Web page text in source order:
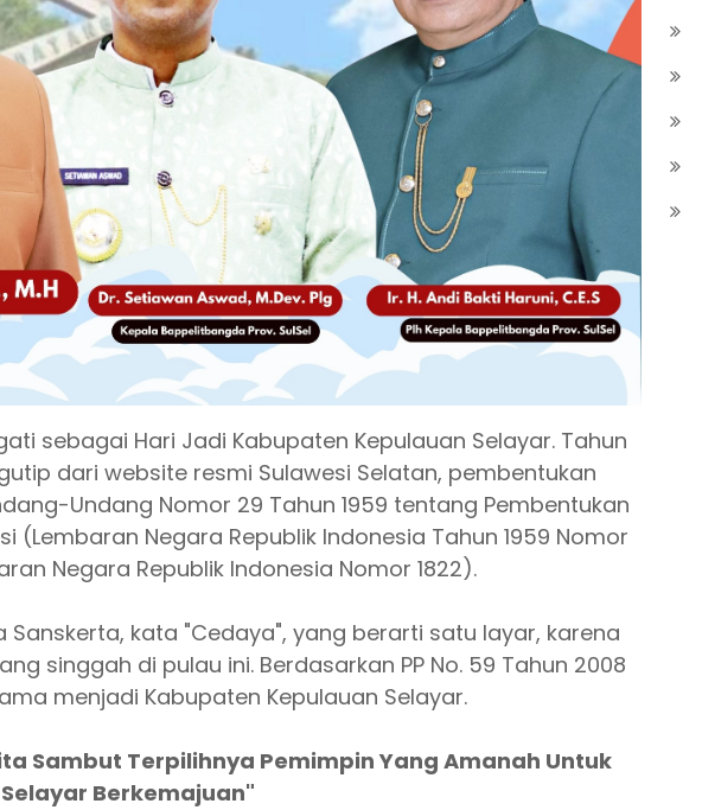
sebagai Hari Jadi Kabupaten Kepulauan Selayar. Tahun
dari website resmi Sulawesi Selatan, pembentukan
Undang Nomor 29 Tahun 1959 tentang Pembentukan
(Lembaran Negara Republik Indonesia Tahun 1959 Nomor
Negara Republik Indonesia Nomor 1822).
kata "Cedaya", yang berarti satu layar, karena
singgah di pulau ini. Berdasarkan PP No. 59 Tahun 2008
menjadi Kabupaten Kepulauan Selayar.
Sambut Terpilihnya Pemimpin Yang Amanah Untuk
Selayar Berkemajuan"